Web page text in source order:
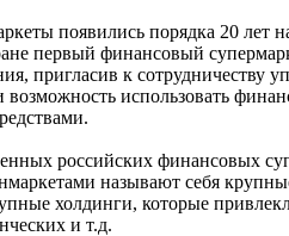
появились порядка 20 лет
первый финансовый
пригласив к
возможность использовать
российских финансовых
называют себя
холдинги, которые
и т.д.